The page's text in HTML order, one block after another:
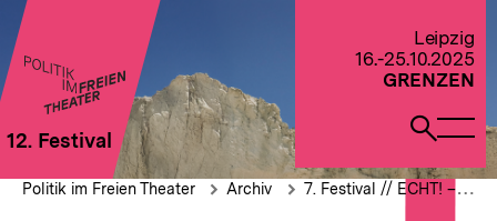
Direkt
zum
Seiteninhalt
springen
12. Festival
Leipzig
16.-25.10.2025
GRENZEN
öffnen
Made
Brotkrümelnavigation
Pfadnavigation
Politik im Freien Theater Archiv 7. Festival // ECHT! – Köln 2008